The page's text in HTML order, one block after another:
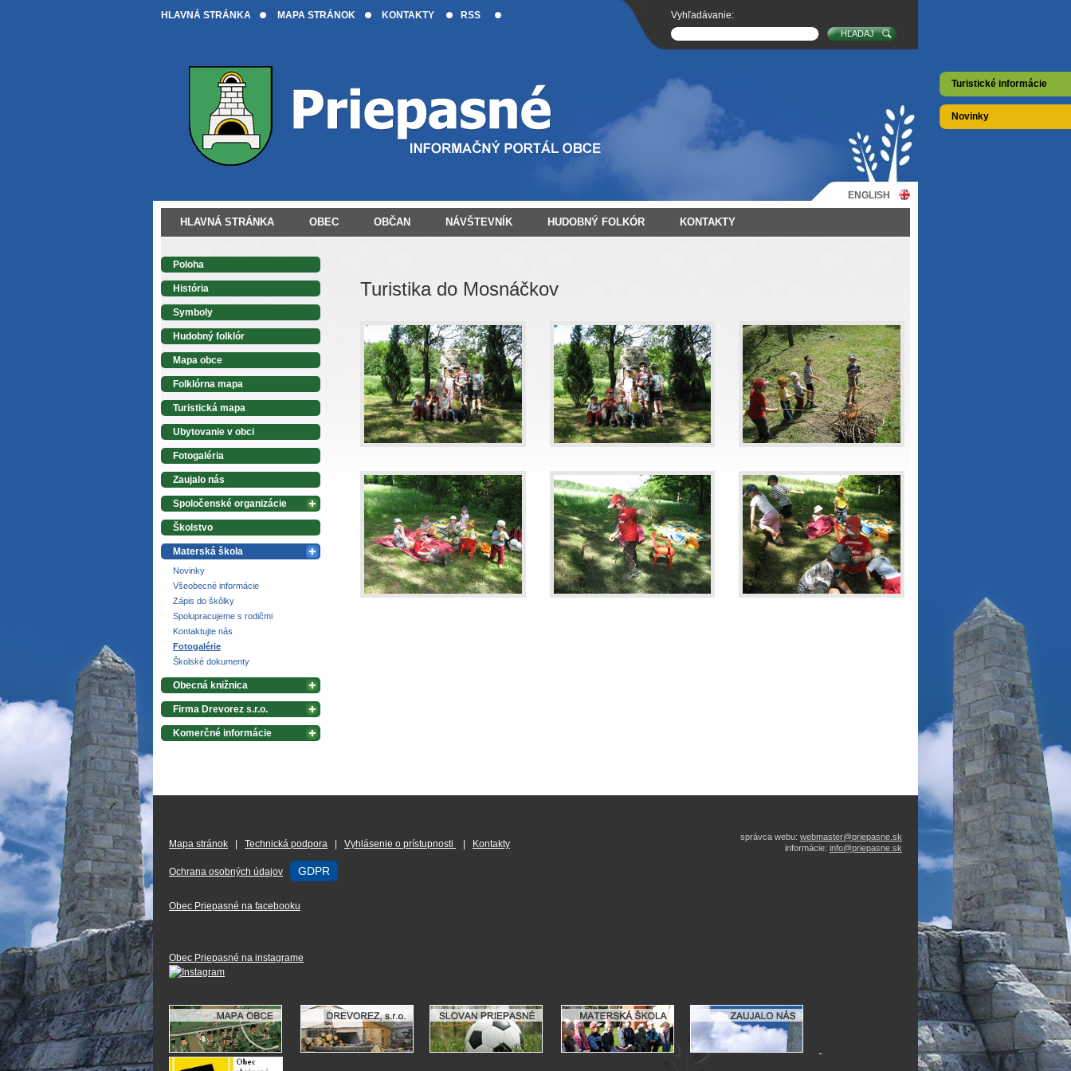
Turistické informácie
Novinky
HLAVNÁ STRÁNKA MAPA STRÁNOK KONTAKTY RSS Vyhľadávanie:
ENGLISH
HLAVNÁ STRÁNKA OBEC OBČAN NÁVŠTEVNÍK HUDOBNÝ FOLKÓR KONTAKTY
Turistika do Mosnáčkov
Poloha
História
Symboly
Hudobný folklór
Mapa obce
Folklórna mapa
Turistická mapa
Ubytovanie v obci
Fotogaléria
Zaujalo nás
Spoločenské organizácie
Školstvo
Materská škola
Novinky
Všeobecné informácie
Zápis do škôlky
Spolupracujeme s rodičmi
Kontaktujte nás
Fotogalérie
Školské dokumenty
Obecná knižnica
Firma Drevorez s.r.o.
Komerčné informácie
Mapa stránok Technická podpora Vyhlásenie o prístupnosti Kontakty
Ochrana osobných údajov GDPR
Obec Priepasné na facebooku
Obec Priepasné na instagrame
správca webu: webmaster@priepasne.sk
informácie: info@priepasne.sk